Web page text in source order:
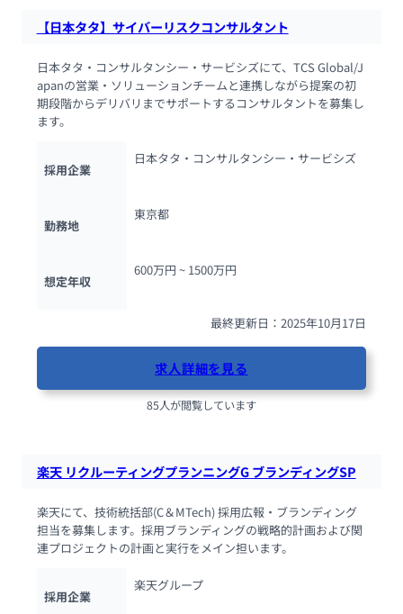
【日本タタ】サイバーリスクコンサルタント
日本タタ・コンサルタンシー・サービシズにて、TCS Global/J
apanの営業・ソリューションチームと連携しながら提案の初
期段階からデリバリまでサポートするコンサルタントを募集し
ます。
採用企業
日本タタ・コンサルタンシー・サービシズ
勤務地
東京都
想定年収
600万円 ~ 1500万円
最終更新日：2025年10月17日
求人詳細を見る
85人が閲覧しています
楽天 リクルーティングプランニングG ブランディングSP
楽天にて、技術統括部(C＆MTech) 採用広報・ブランディング
担当を募集します。採用ブランディングの戦略的計画および関
連プロジェクトの計画と実行をメイン担います。
採用企業
楽天グループ